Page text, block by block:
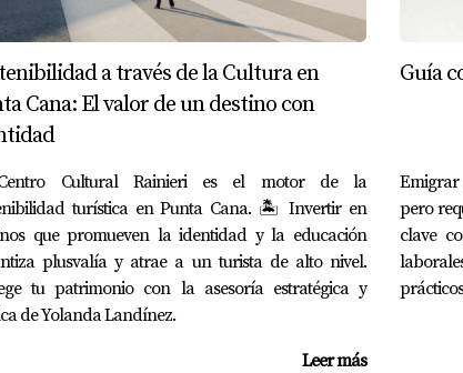
bilingües donde se enseña tanto español como
extracurriculares?
de actividades extracurriculares que incluyen
para mi hijo?
y otros padres, así como revisar el currículo
en mérito académico o necesidad financiera. Es
a través de la Cultura en
Cana: El valor de un destino con
Cultural Rainieri es el motor de la
turística en Punta Cana. 🏝️ Invertir en
que promueven la identidad y la educación
plusvalía y atrae a un turista de alto nivel.
tu patrimonio con la asesoría estratégica y
de Yolanda Landínez.
Leer más
Guía
pero
clave